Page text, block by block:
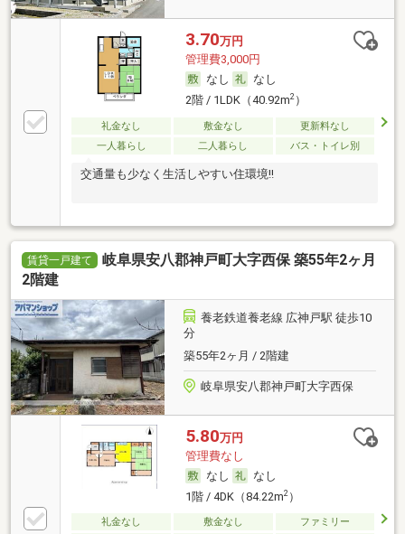
3.70万円
管理費3,000円
なし
なし
2階 / 1LDK（40.92m2）
礼金なし 敷金なし
更新料なし
一人暮らし
二人暮らし バス・トイレ別
交通量も少なく生活しやすい住環境!!
賃貸一戸建て
岐阜県安八郡神戸町大字西保 築55年2ヶ月
2階建
養老鉄道養老線 広神戸駅 徒歩10
分
築55年2ヶ月 / 2階建
岐阜県安八郡神戸町大字西保
5.80万円
管理費なし
なし
なし
1階 / 4DK（84.22m2）
礼金なし 敷金なし
ファミリー